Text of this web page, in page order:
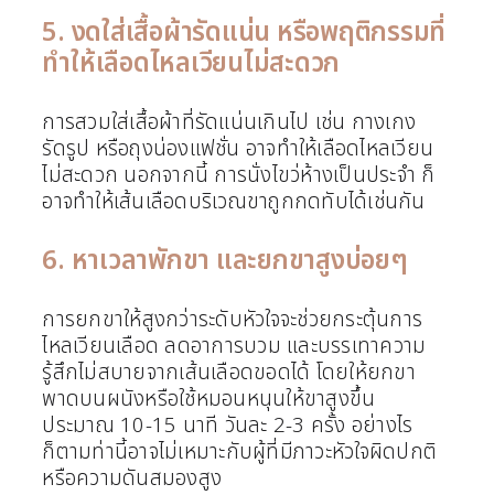
5. งดใส่เสื้อผ้ารัดแน่น หรือพฤติกรรมที่
ทำให้เลือดไหลเวียนไม่สะดวก
การสวมใส่เสื้อผ้าที่รัดแน่นเกินไป เช่น กางเกง
รัดรูป หรือถุงน่องแฟชั่น อาจทำให้เลือดไหลเวียน
ไม่สะดวก นอกจากนี้ การนั่งไขว่ห้างเป็นประจำ ก็
อาจทำให้เส้นเลือดบริเวณขาถูกกดทับได้เช่นกัน
6. หาเวลาพักขา และยกขาสูงบ่อยๆ
การยกขาให้สูงกว่าระดับหัวใจจะช่วยกระตุ้นการ
ไหลเวียนเลือด ลดอาการบวม และบรรเทาความ
รู้สึกไม่สบายจากเส้นเลือดขอดได้ โดยให้ยกขา
พาดบนผนังหรือใช้หมอนหนุนให้ขาสูงขึ้น
ประมาณ 10-15 นาที วันละ 2-3 ครั้ง อย่างไร
ก็ตามท่านี้อาจไม่เหมาะกับผู้ที่มีภาวะหัวใจผิดปกติ
หรือความดันสมองสูง